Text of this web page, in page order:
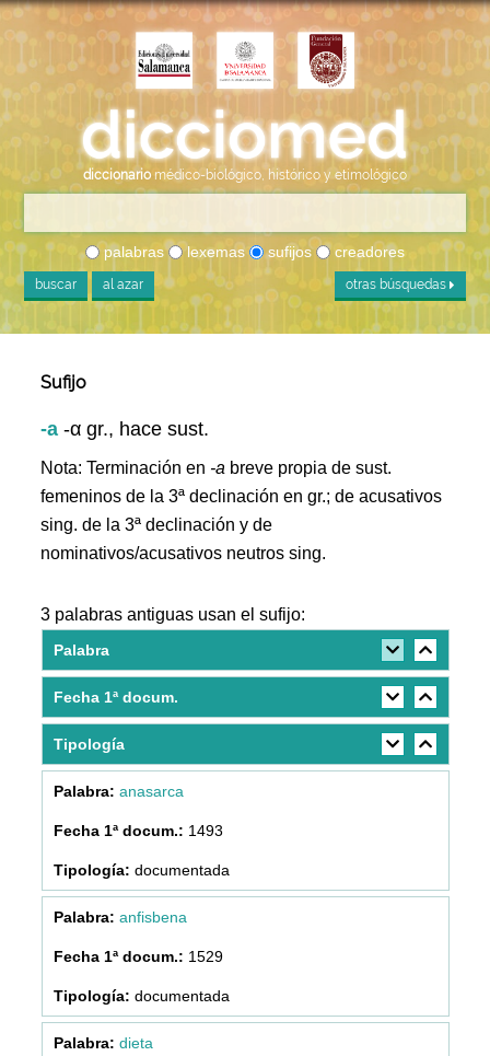
diccionario médico-biológico, histórico y etimológico
palabras lexemas sufijos creadores
buscar al azar otras búsquedas
Sufijo
-a-α gr., hace sust.
Nota: Terminación en -a breve propia de sust.
femeninos de la 3ª declinación en gr.; de acusativos
sing. de la 3ª declinación y de
nominativos/acusativos neutros sing.
3 palabras antiguas usan el sufijo:
Palabra
Fecha 1ª docum.
Tipología
anasarca
1493
documentada
anfisbena
1529
documentada
dieta